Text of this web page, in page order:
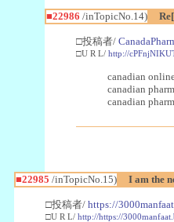
■22986 /inTopicNo.14)
□投稿者/
□U R L/ http://
canadian
canadian
canadian
■22985 /inTopicNo.15) I am the
□投稿者/ https://
□U R L/ http://https://